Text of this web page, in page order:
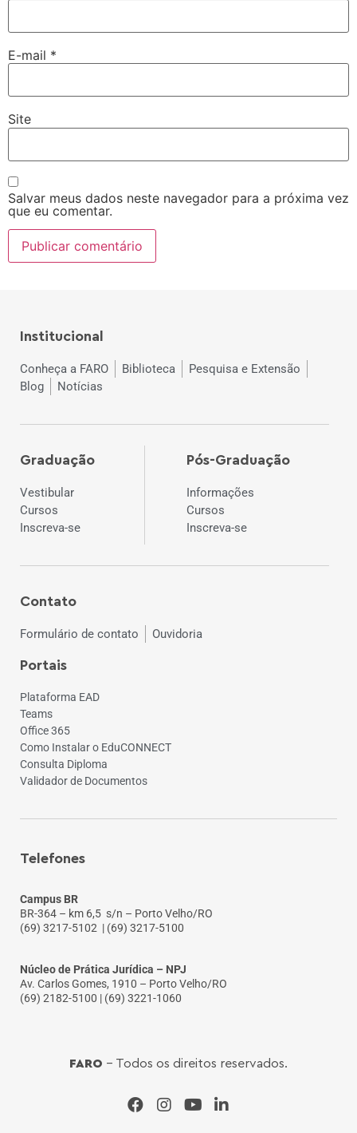
E-mail *
Site
Salvar meus dados neste navegador para a próxima vez
que eu comentar.
Institucional
Conheça a FARO Biblioteca
Pesquisa e Extensão
Blog
Notícias
Graduação
Vestibular
Cursos
Inscreva-se
Pós-Graduação
Informações
Cursos
Inscreva-se
Contato
Formulário de contato Ouvidoria
Portais
Plataforma EAD
Teams
Office 365
Como Instalar o EduCONNECT
Consulta Diploma
Validador de Documentos
Telefones
Campus BR
BR-364 – km 6,5 s/n – Porto Velho/RO
(69) 3217-5102 | (69) 3217-5100
Núcleo de Prática Jurídica – NPJ
Av. Carlos Gomes, 1910 – Porto Velho/RO
(69) 2182-5100 | (69) 3221-1060
FARO - Todos os direitos reservados.